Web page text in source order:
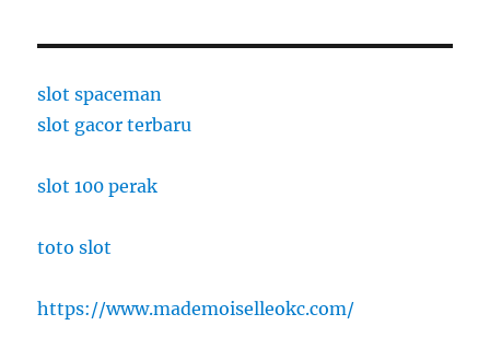
slot spaceman
slot gacor terbaru
slot 100 perak
toto slot
https://www.mademoiselleokc.com/